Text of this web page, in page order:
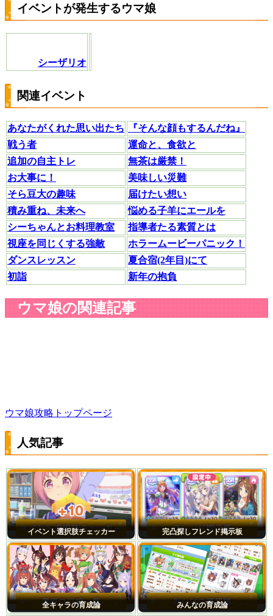
イベントが発生するウマ娘
シーザリオ
関連イベント
あなたがくれた思い出たち
『そんな顔もするんだね』
戦う者
運命と、食欲と
追加の自主トレ
無茶は厳禁！
お大事に！
美味しい災難
そら豆大の趣味
届けたい想い
積み重ね、未来へ
悩める子羊にエールを
シーちゃんとお料理教室
指導者たる素質とは
視座を同じくする強敵
ホラームービーパニック！
ダンスレッスン
夏合宿(2年目)にて
初詣
新年の抱負
ウマ娘の関連記事
ウマ娘攻略トップページ
人気記事
イベント選択肢チェッカー 完凸探しフレンド掲示板
全キャラの育成論 みんなの育成論